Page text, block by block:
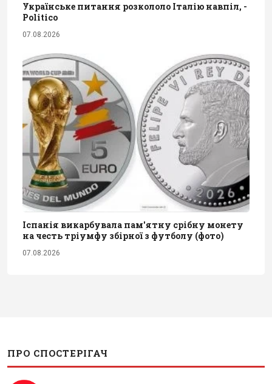
Українське питання розкололо Італію навпіл, -
Politico
07.08.2026
Іспанія викарбувала пам'ятну срібну монету
на честь тріумфу збірної з футболу (фото)
07.08.2026
ПРО СПОСТЕРІГАЧ